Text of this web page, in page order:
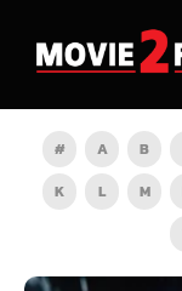
# A B
K
L M